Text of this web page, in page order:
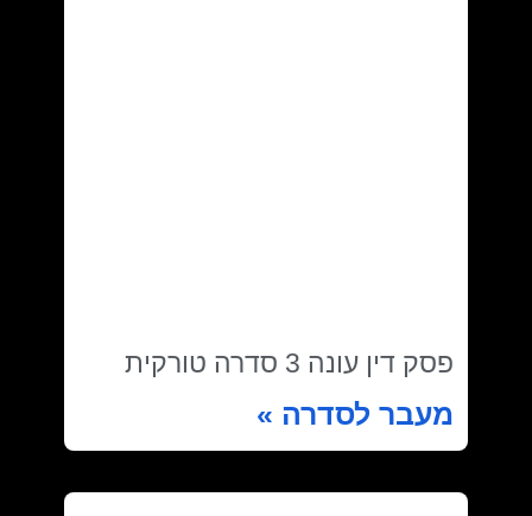
פסק דין עונה 3 סדרה טורקית
מעבר לסדרה »